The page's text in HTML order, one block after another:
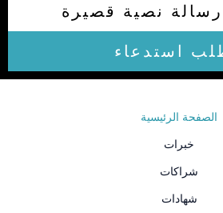
نصية قصيرة
استدعاء
الصفحة الرئيسية
خبرات
شراكات
شهادات